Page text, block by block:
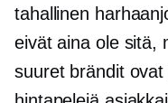
tahallinen
eivät aina ole sitä,
suuret brändit